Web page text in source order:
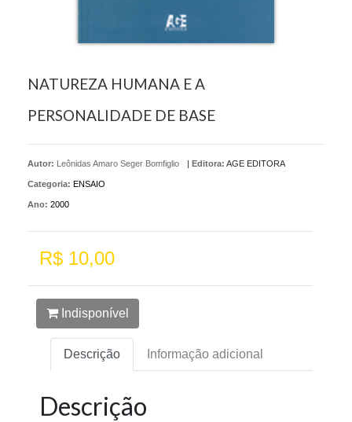
NATUREZA HUMANA E A
PERSONALIDADE DE BASE
Autor: Leônidas Amaro Seger Bomfiglio Editora: AGE EDITORA
Categoria: ENSAIO
Ano: 2000
R$ 10,00
Indisponível
Descrição Informação adicional
Descrição